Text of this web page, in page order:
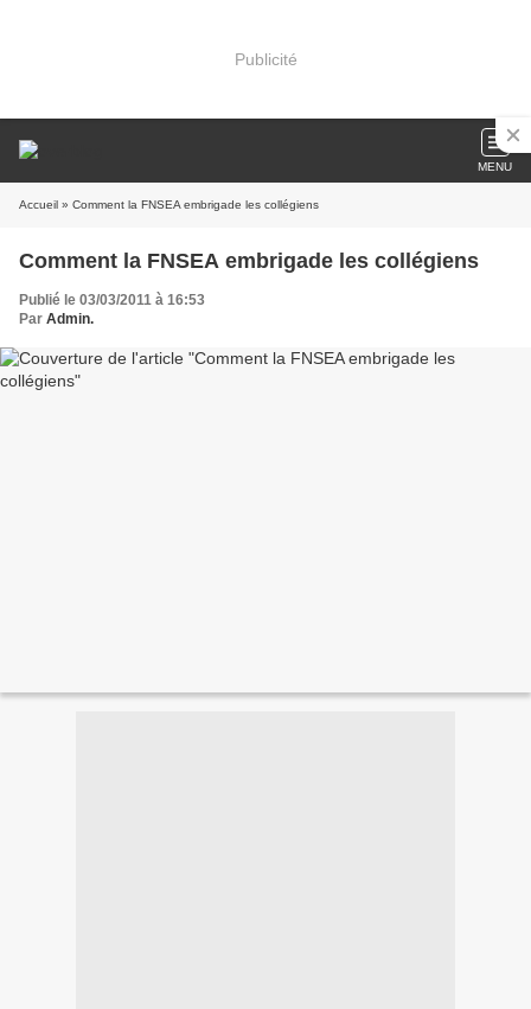
Publicité
MENU
Accueil » Comment la FNSEA embrigade les collégiens
Comment la FNSEA embrigade les collégiens
Publié le 03/03/2011 à 16:53
Par Admin.